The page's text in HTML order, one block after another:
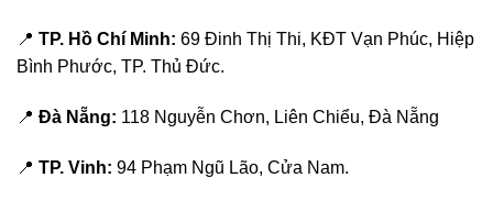
📍 TP. Hồ Chí Minh: 69 Đinh Thị Thi, KĐT Vạn Phúc, Hiệp
Bình Phước, TP. Thủ Đức.
📍 Đà Nẵng: 118 Nguyễn Chơn, Liên Chiểu, Đà Nẵng
📍 TP. Vinh: 94 Phạm Ngũ Lão, Cửa Nam.